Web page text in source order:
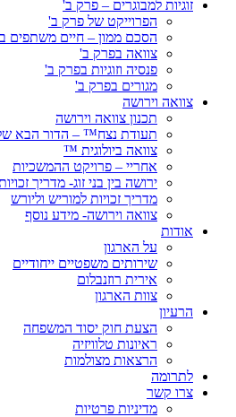
זוגיות למבוגרים – פרק ב'
הפרוייקט של פרק ב'
הסכם ממון – חיים משתפים
צוואה בפרק ב'
פנסיה וזוגיות בפרק ב'
מגורים בפרק ב'
צוואה וירושה
תכנון צוואה וירושה
תעודת נצח™ – הדור הבא
צוואה ביולוגית ™
אחריי – פרויקט ההמשכיות
ירושה בין בני זוג- מדריך
מדריך זכויות למוריש וליורש
צוואה וירושה- מידע נוסף
אודות
על הארגון
שירותים משפטיים ייחודיים
אירית רוזנבלום
צוות הארגון
הרעיון
הצעת חוק יסוד המשפחה
ראיונות טלוויזיה
הרצאות מצולמות
לתרומה
צרו קשר
מדיניות פרטיות